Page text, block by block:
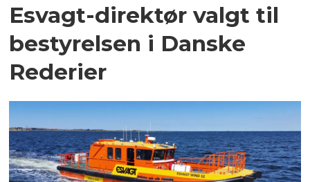
Esvagt-direktør valgt til
bestyrelsen i Danske
Rederier